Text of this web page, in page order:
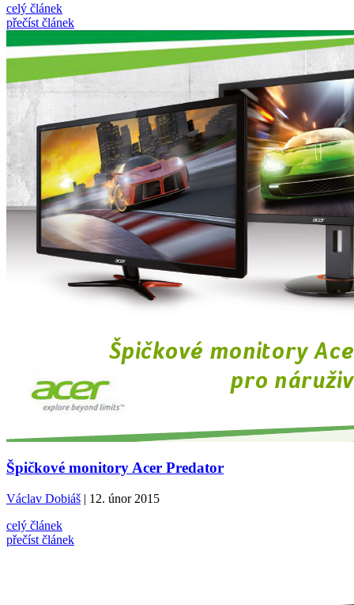
celý článek
přečíst článek
Špičkové monitory Acer Predator
Václav Dobiáš | 12. únor 2015
celý článek
přečíst článek